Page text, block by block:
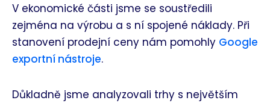
V ekonomické části jsme se soustředili
zejména na výrobu a s ní spojené náklady. Při
stanovení prodejní ceny nám pomohly Google
exportní nástroje.
Důkladně jsme analyzovali trhy s největším